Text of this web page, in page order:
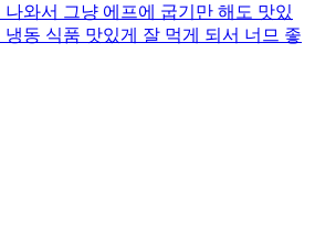
와서 그냥 에프에 굽기만 해도 맛있
동 식품 맛있게 잘 먹게 되서 너므 좋